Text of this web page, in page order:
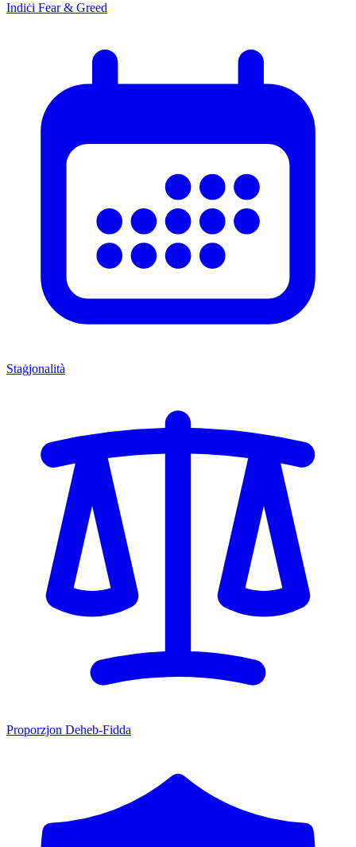
Indiċi Fear & Greed
Staġjonalità
Proporzjon Deheb-Fidda